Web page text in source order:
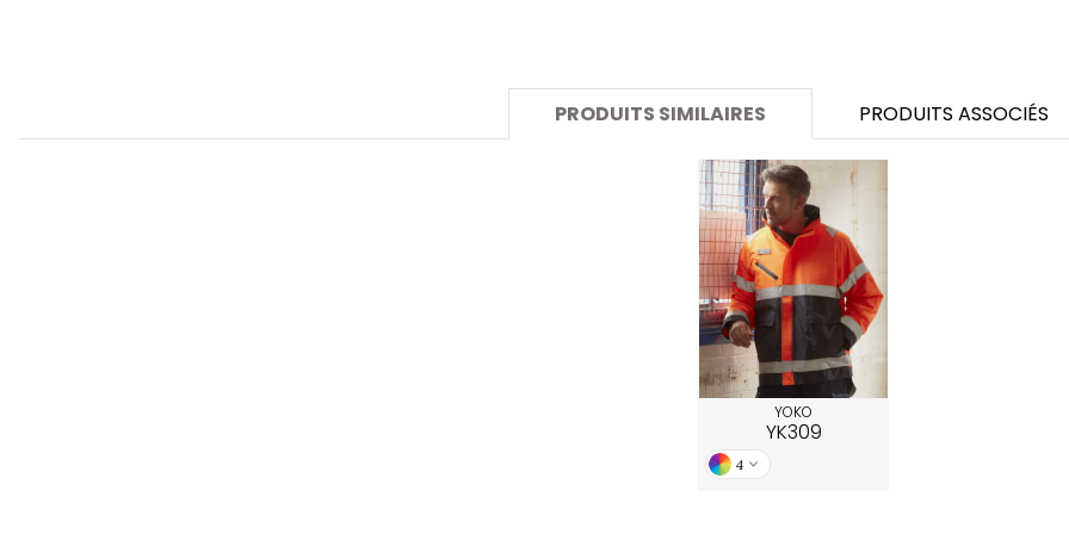
PRODUITS SIMILAIRES PRODUITS ASSOCIÉS
YOKO
YK309
4